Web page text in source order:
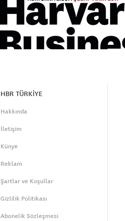
HBR TÜRKİYE
Hakkında
İletişim
Künye
Reklam
Şartlar ve Koşullar
Gizlilik Politikası
Abonelik Sözleşmesi